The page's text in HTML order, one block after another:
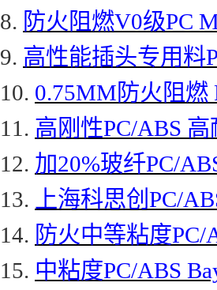
8. 防火阻燃V0级PC
9. 高性能插头专用料
10. 0.75MM防火阻燃
11. 高刚性PC/ABS
12. 加20%玻纤PC/
13.
上海科思创 PC/
14. 防火中等粘度PC/
15. 中粘度PC/ABS